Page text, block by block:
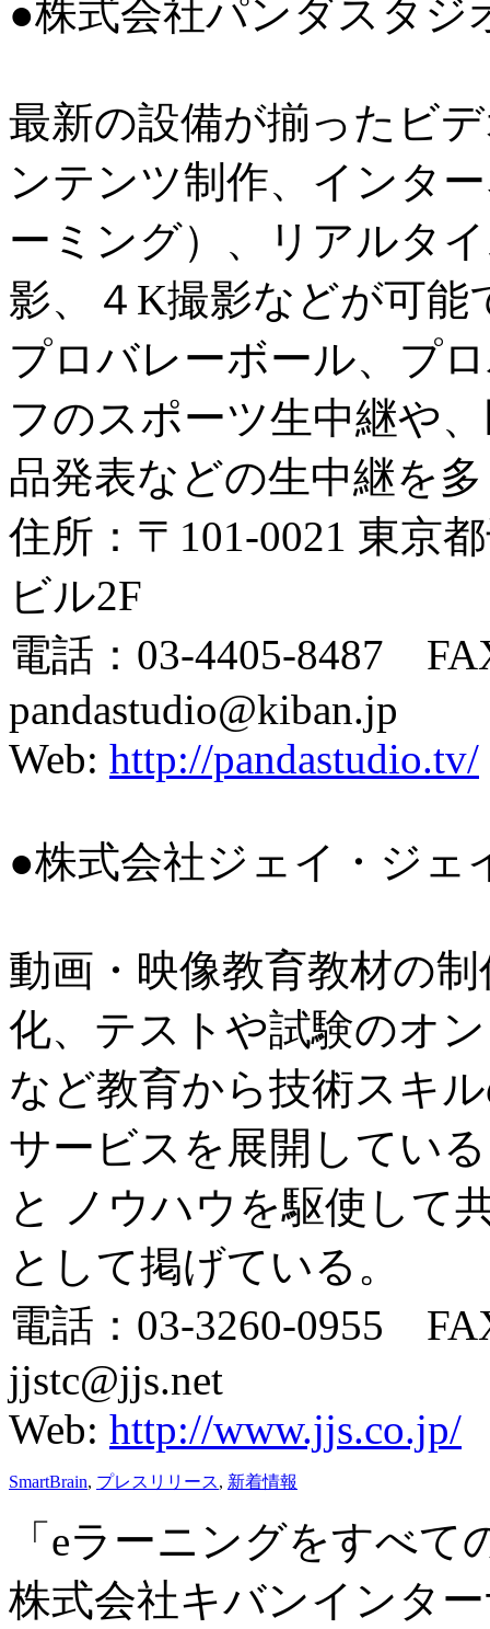
●株式会社パンダスタジ
最新の設備が揃ったビ
ンテンツ制作、インタ
ーミング）、リアルタ
影、４K撮影などが可能
プロバレーボール、プ
フのスポーツ生中継や
品発表などの生中継を
住所：〒101-0021 東京
ビル2F
電話：03-4405-8487
pandastudio@kiban.jp
Web: http://pandastudio.tv/
●株式会社ジェイ・ジェ
動画・映像教育教材の
化、テストや試験のオ
など教育から技術スキ
サービスを展開してい
と ノウハウを駆使して
として掲げている。
電話：03-3260-0955
jjstc@jjs.net
Web: http://www.jjs.co.jp/
SmartBrain, プレスリリース, 新着情報
「eラーニングをすべて
株式会社キバンインタ